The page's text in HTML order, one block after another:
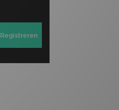
Registreren